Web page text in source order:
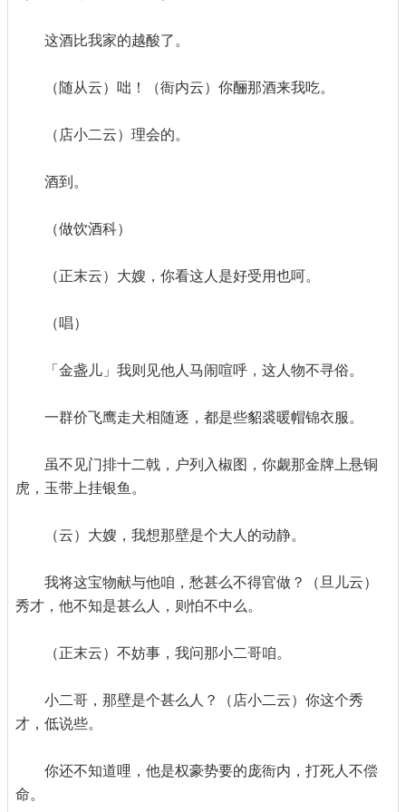
这酒比我家的越酸了。
（随从云）咄！（衙内云）你酾那酒来我吃。
（店小二云）理会的。
酒到。
（做饮酒科）
（正末云）大嫂，你看这人是好受用也呵。
（唱）
「金盏儿」我则见他人马闹喧呼，这人物不寻俗。
一群价飞鹰走犬相随逐，都是些貂裘暖帽锦衣服。
虽不见门排十二戟，户列入椒图，你觑那金牌上悬铜
虎，玉带上挂银鱼。
（云）大嫂，我想那壁是个大人的动静。
我将这宝物献与他咱，愁甚么不得官做？（旦儿云）
秀才，他不知是甚么人，则怕不中么。
（正末云）不妨事，我问那小二哥咱。
小二哥，那壁是个甚么人？（店小二云）你这个秀
才，低说些。
你还不知道哩，他是权豪势要的庞衙内，打死人不偿
命。